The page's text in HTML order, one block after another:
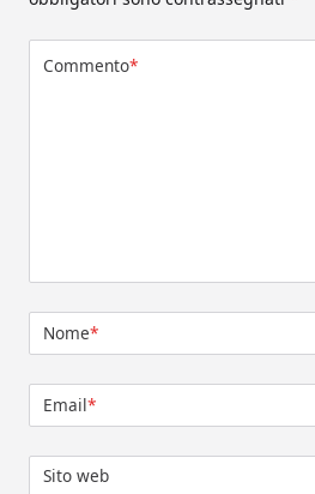
Commento*
Nome*
Email*
Sito web